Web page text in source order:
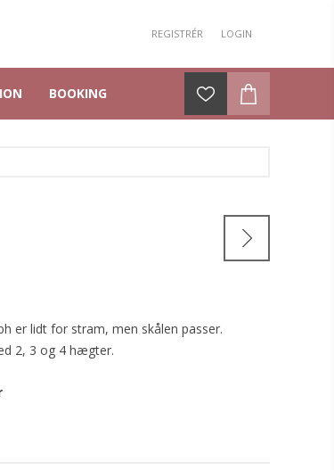
REGISTRÉR LOGIN
BOOKING
er lidt for stram, men skålen passer.
2, 3 og 4 hægter.